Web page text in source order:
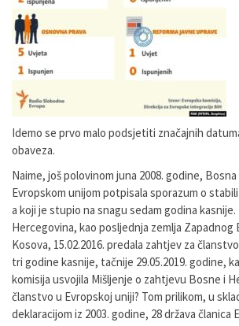
Idemo se prvo malo podsjetiti značajnih
obaveza.
Naime, još polovinom juna 2008. godine,
Evropskom unijom potpisala sporazum o
a koji je stupio na snagu sedam godina
Hercegovina, kao posljednja zemlja Zapadnog
Kosova, 15.02.2016. predala zahtjev za
tri godine kasnije, tačnije 29.05.2019. godine,
komisija usvojila Mišljenje o zahtjevu Bosne i
članstvo u Evropskoj uniji? Tom prilikom, u
deklaracijom iz 2003. godine, 28 država članica